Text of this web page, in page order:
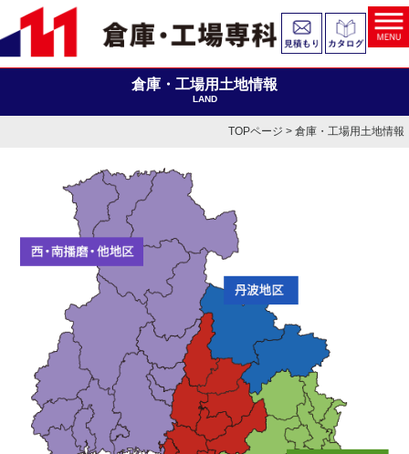
倉庫・工場用土地情報
LAND
TOPページ > 倉庫・工場用土地情報